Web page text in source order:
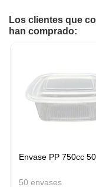
Los clientes que
han comprado:
Envase PP 750cc
50 envases